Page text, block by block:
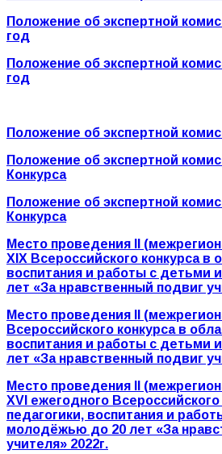
Положение об экспертной
год
Положение об экспертной
год
Положение об экспертной
Положение об экспертной
Конкурса
Положение об экспертной
Конкурса
Место проведения
XIX Всероссийского конкурса в
воспитания и работы с детьми
лет «За нравственный подвиг
Место проведения
Всероссийского конкурса в
воспитания и работы с детьми
лет «За нравственный подвиг
Место проведения
XVI ежегодного Всероссийского
педагогики, воспитания и
молодёжью до 20 лет «За
учителя» 2022г.